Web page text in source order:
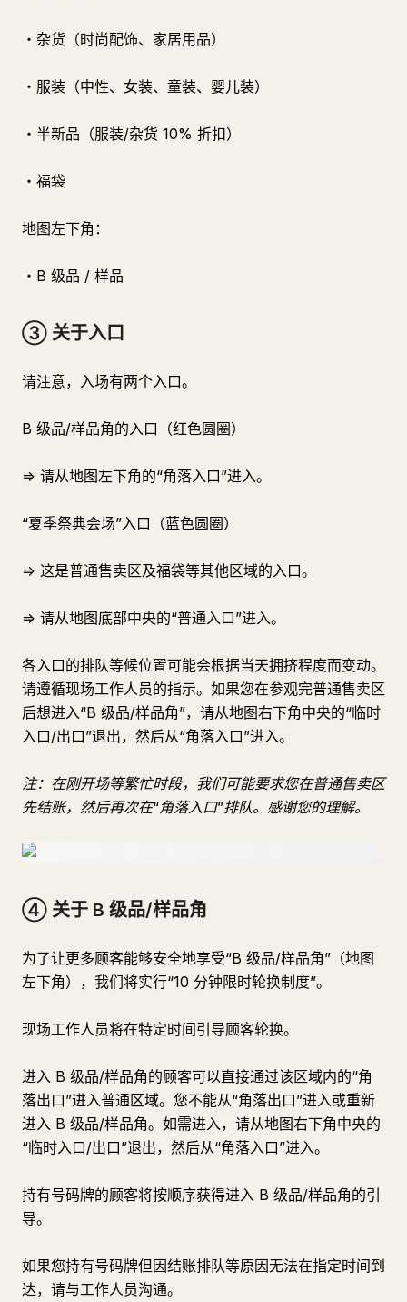
・杂货（时尚配饰、家居用品）
・服装（中性、女装、童装、婴儿装）
・半新品（服装/杂货 10% 折扣）
・福袋
地图左下角：
・B 级品 / 样品
③ 关于入口
请注意，入场有两个入口。
B 级品/样品角的入口（红色圆圈）
⇒ 请从地图左下角的“角落入口”进入。
“夏季祭典会场”入口（蓝色圆圈）
⇒ 这是普通售卖区及福袋等其他区域的入口。
⇒ 请从地图底部中央的“普通入口”进入。
各入口的排队等候位置可能会根据当天拥挤程度而变动。
请遵循现场工作人员的指示。如果您在参观完普通售卖区
后想进入“B 级品/样品角”，请从地图右下角中央的“临时
入口/出口”退出，然后从“角落入口”进入。
注：在刚开场等繁忙时段，我们可能要求您在普通售卖区
先结账，然后再次在“角落入口”排队。感谢您的理解。
④ 关于 B 级品/样品角
为了让更多顾客能够安全地享受“B 级品/样品角”（地图
左下角），我们将实行“10 分钟限时轮换制度”。
现场工作人员将在特定时间引导顾客轮换。
进入 B 级品/样品角的顾客可以直接通过该区域内的“角
落出口”进入普通区域。您不能从“角落出口”进入或重新
进入 B 级品/样品角。如需进入，请从地图右下角中央的
“临时入口/出口”退出，然后从“角落入口”进入。
持有号码牌的顾客将按顺序获得进入 B 级品/样品角的引
导。
如果您持有号码牌但因结账排队等原因无法在指定时间到
达，请与工作人员沟通。